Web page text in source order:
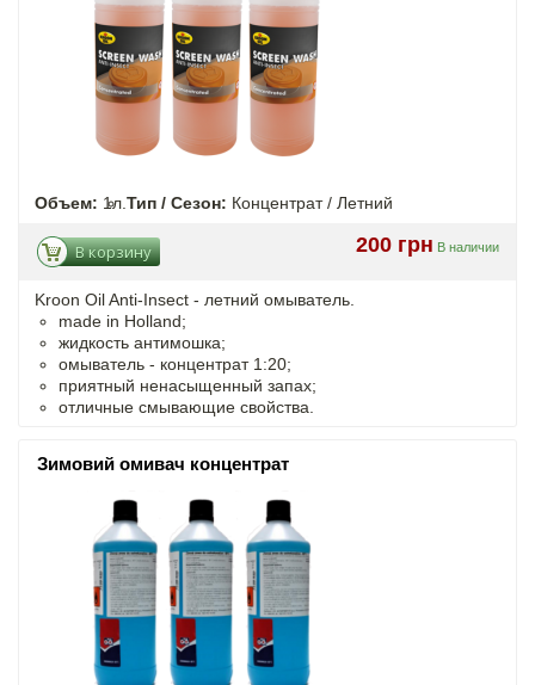
Объем: 1л. Тип / Сезон: Концентрат / Летний
200 грн В наличии
В корзину
Kroon Oil Anti-Insect - летний омыватель.
made in Holland;
жидкость антимошка;
омыватель - концентрат 1:20;
приятный ненасыщенный запах;
отличные смывающие свойства.
Зимовий омивач концентрат